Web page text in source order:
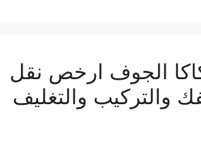
الجوف ارخص نقل
والتركيب والتغليف